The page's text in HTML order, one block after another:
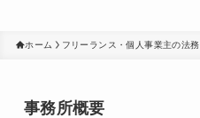
ホーム フリーランス・個人事業主の法務
事務所概要